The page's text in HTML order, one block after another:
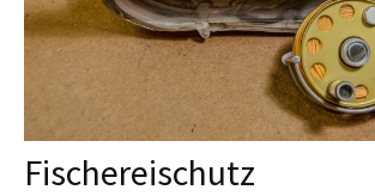
Fischereischutz